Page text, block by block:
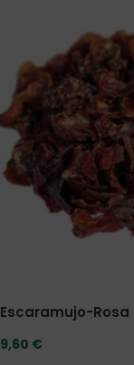
Escaramujo-
9,60 €